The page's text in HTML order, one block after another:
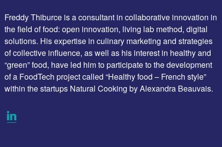
Freddy Thiburce is a consultant in collaborative innovation in
the field of food: open innovation, living lab method, digital
solutions. His expertise in culinary marketing and strategies
of collective influence, as well as his interest in healthy and
“green” food, have led him to participate to the development
of a FoodTech project called “Healthy food – French style”
within the startups Natural Cooking by Alexandra Beauvais.